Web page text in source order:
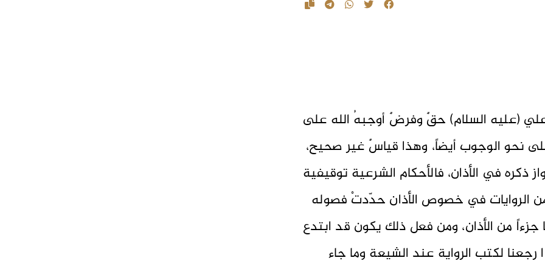
علي (عليه السلام) حقٌ وفرضٌ أوجبهُ الله على
نحو الوجوب أيضاً، وهذا قياسٌ غير صحيح،
في الأذان، فالأحكام الشرعية توقيفية
من الروايات في خصوص الأذان حدّدتْ فصوله
جزءاً من الأذان، ومن فعل ذلك يكون قد ابتدع
لكتب الرواية عند الشيعة وما جاء